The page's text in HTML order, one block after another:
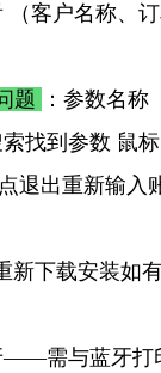
客户名称、
题
：参数名称
找到参数 鼠
退出重新输入
新下载安装如
需与蓝牙打